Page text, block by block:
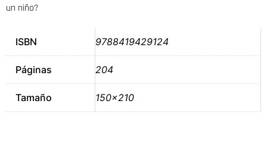
un niño?
ISBN 9788419429124
Páginas 204
Tamaño 150×210